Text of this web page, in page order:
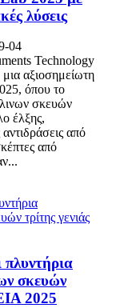
λύσεις
04
Technology
αξιοσημείωτη
όπου το
σκευών
έλξης,
από
από
σκευών
2025